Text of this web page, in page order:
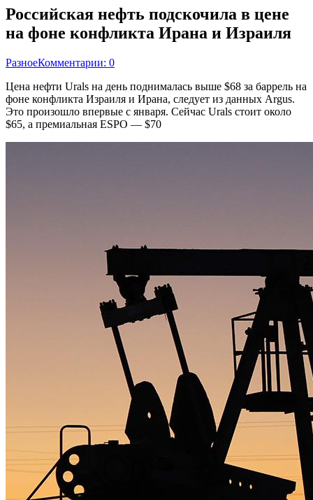
Российская нефть подскочила в цене
на фоне конфликта Ирана и Израиля
РазноеКомментарии: 0
Цена нефти Urals на день поднималась выше $68 за баррель на
фоне конфликта Израиля и Ирана, следует из данных Argus.
Это произошло впервые с января. Сейчас Urals стоит около
$65, а премиальная ESPO — $70